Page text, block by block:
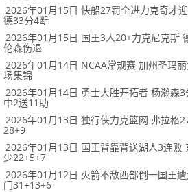
2026年01月15日 快船27罚全进力克奇才
德33分4断
2026年01月15日 国王3人20+力克尼克斯
伦森伤退
2026年01月14日 NCAA常规赛 加州圣玛
场集锦
2026年01月14日 勇士大胜开拓者 杨瀚森
中2送11助
2026年01月13日 独行侠力克篮网 弗拉格
28+9
2026年01月13日 国王背靠背送湖人3连败
少22+5+7
2026年01月12日 火箭不敌西部倒一国王
门31+13+6